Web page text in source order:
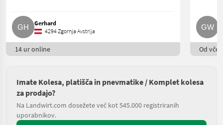
Gerhard
4294 Zgornja Avstrija
14 ur online Od
Imate Kolesa, platišča in pnevmatike / Komplet kolesa
za prodajo?
Na Landwirt.com dosežete več kot 545.000 registriranih
uporabnikov.